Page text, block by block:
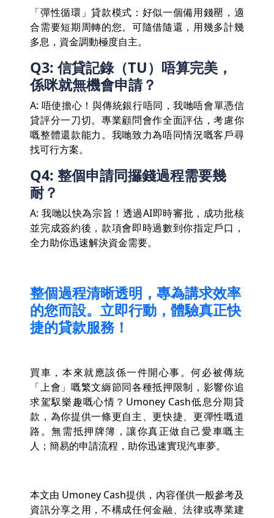
「彈性循環」貸款模式：好似一個備用錢罌，適
合需要短期周轉的您。可隨借隨還，用幾多計幾
多息，資金調動極度自主。
Q3: 信貸記錄（TU）唔算完美，
係咪就無機會申請？
A: 唔使擔心！與傳統銀行唔同，我哋唔會單憑信
貸評分一刀切。專業顧問會作全面評估，考慮你
嘅整體還款能力。我哋致力為唔同情況嘅客戶尋
找可行方案。
Q4: 整個申請同攞錢過程需要幾
耐？
A: 我哋以快為宗旨！透過AI即時審批，成功批核
並完成簽約後，款項會即時過數到你指定戶口，
全力助你迅速解決資金需要。
整個過程清晰透明，專為講求效率
的您而設。立即行動，體驗真正快
捷的貸款服務！
買車，本來就應該係一件開心事。何必被傳統
「上會」嘅繁文縟節同各種抵押限制，影響你追
求駕馭樂趣嘅心情？Umoney Cash低息分期貸
款，為你提供一條更自主、更快捷、更彈性嘅道
路。無需抵押牌簿，讓你真正做自己愛車嘅主
人；簡易的申請流程，助你迅速實現汽車夢。
本文由 Umoney Cash提供，內容僅供一般參考及
資訊分享之用，不構成任何金融、法律或專業建